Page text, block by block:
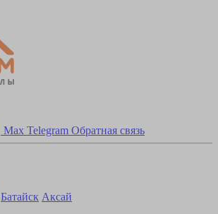
Max Telegram Обратная связь
Батайск Аксай